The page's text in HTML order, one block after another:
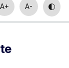
A+ A-